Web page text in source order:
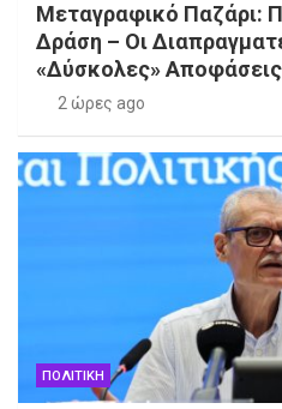
Μεταγραφικό Παζάρι:
Δράση – Οι
«Δύσκολες» Αποφάσεις
2 ώρες ago
ΠΟΛΙΤΙΚΗ